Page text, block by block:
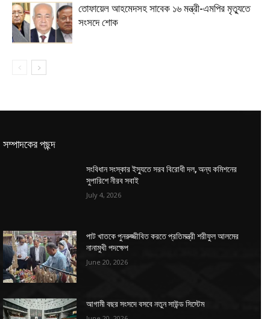
তোফায়েল আহমেদসহ সাবেক ১৬ মন্ত্রী-এমপির মৃত্যুতে
সংসদে শোক
সম্পাদকের পছন্দ
সংবিধান সংস্কার ইস্যুতে সরব বিরোধী দল, অন্য কমিশনের
সুপারিশে নীরব সবাই
July 4, 2026
পাট খাতকে পুনরুজ্জীবিত করতে প্রতিমন্ত্রী শরীফুল আলমের
নানামুখী পদক্ষেপ
June 20, 2026
আগামী বছর সংসদে বসবে নতুন সাউন্ড সিস্টেম